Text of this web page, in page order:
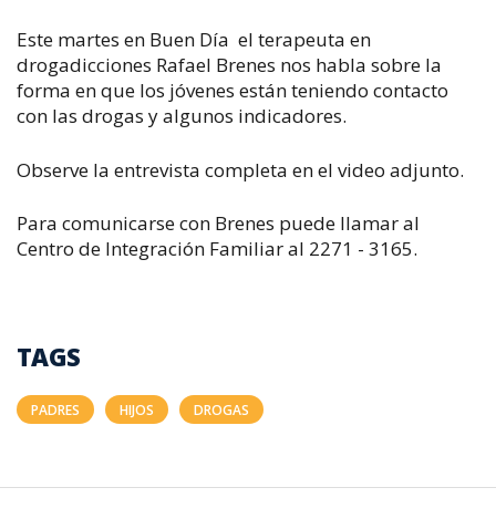
Este martes en Buen Día el terapeuta en
drogadicciones Rafael Brenes nos habla sobre la
forma en que los jóvenes están teniendo contacto
con las drogas y algunos indicadores.
Observe la entrevista completa en el video adjunto.
Para comunicarse con Brenes puede llamar al
Centro de Integración Familiar al 2271 - 3165.
TAGS
PADRES HIJOS DROGAS